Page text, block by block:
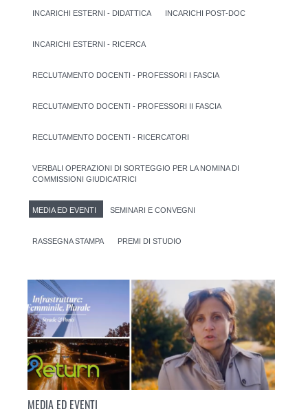
INCARICHI ESTERNI - DIDATTICA INCARICHI POST-DOC
INCARICHI ESTERNI - RICERCA
RECLUTAMENTO DOCENTI - PROFESSORI I FASCIA
RECLUTAMENTO DOCENTI - PROFESSORI II FASCIA
RECLUTAMENTO DOCENTI - RICERCATORI
VERBALI OPERAZIONI DI SORTEGGIO PER LA NOMINA DI
COMMISSIONI GIUDICATRICI
MEDIA ED EVENTI SEMINARI E CONVEGNI
RASSEGNA STAMPA PREMI DI STUDIO
MEDIA ED EVENTI